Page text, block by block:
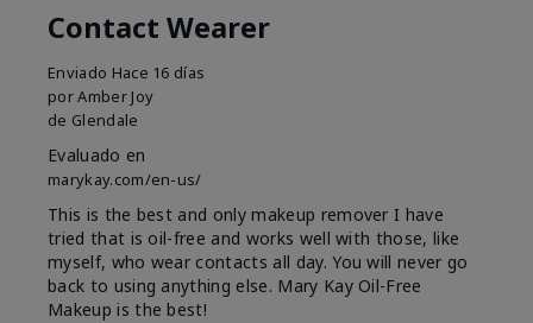
Contact Wearer
Enviado Hace 16 días
porAmber Joy
de Glendale
Evaluado en
marykay.com/en-us/
This is the best and only makeup remover I have
tried that is oil-free and works well with those, like
myself, who wear contacts all day. You will never go
back to using anything else. Mary Kay Oil-Free
Makeup is the best!